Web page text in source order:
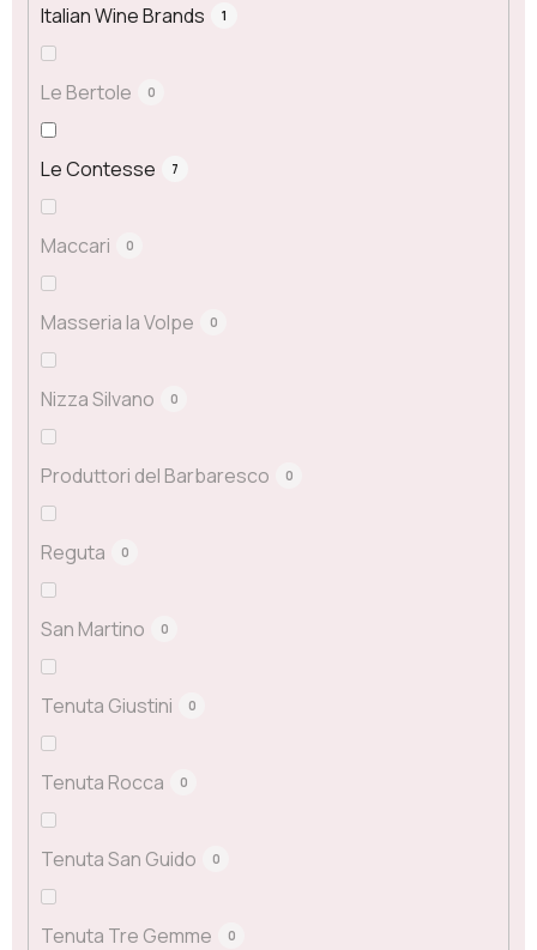
Italian Wine Brands 1
Le Bertole 0
Le Contesse 7
Maccari 0
Masseria la Volpe 0
Nizza Silvano 0
Produttori del Barbaresco 0
Reguta 0
San Martino 0
Tenuta Giustini 0
Tenuta Rocca 0
Tenuta San Guido 0
Tenuta Tre Gemme 0